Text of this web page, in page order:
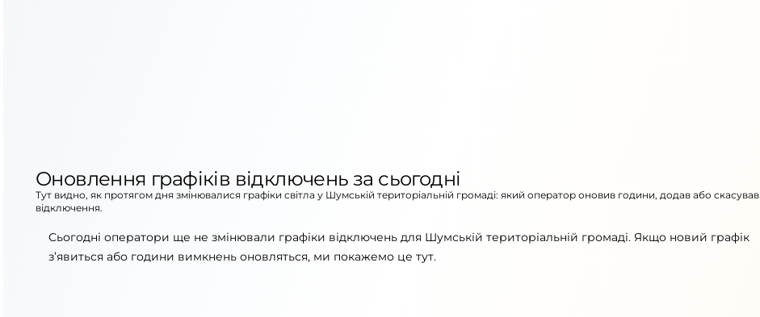
Оновлення графіків відключень за сьогодні
Тут видно, як протягом дня змінювалися графіки світла у Шумській територіальній громаді: який оператор оновив години, додав або скасував
відключення.
Сьогодні оператори ще не змінювали графіки відключень для Шумській територіальній громаді. Якщо новий графік
з’явиться або години вимкнень оновляться, ми покажемо це тут.